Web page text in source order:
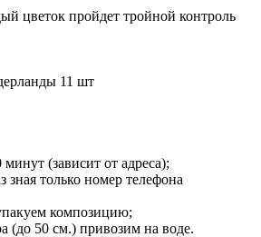
цветок пройдет тройной контроль
11 шт
(зависит от адреса);
только номер телефона
композицию;
(до 50 см.) привозим на воде.